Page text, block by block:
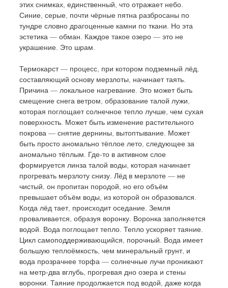
этих снимках, единственный, что отражает небо.
Синие, серые, почти чёрные пятна разбросаны по
тундре словно драгоценные камни по ткани. Но эта
эстетика — обман. Каждое такое озеро — это не
украшение. Это шрам.
Термокарст — процесс, при котором подземный лёд,
составляющий основу мерзлоты, начинает таять.
Причина — локальное нагревание. Это может быть
смещение снега ветром, образование талой лужи,
которая поглощает солнечное тепло лучше, чем сухая
поверхность. Может быть изменение растительного
покрова — снятие дернины, вытоптывание. Может
быть просто аномально тёплое лето, следующее за
аномально тёплым. Где-то в активном слое
формируется линза талой воды, которая начинает
прогревать мерзлоту снизу. Лёд в мерзлоте — не
чистый, он пропитан породой, но его объём
превышает объём воды, из которой он образовался.
Когда лёд тает, происходит оседание. Земля
проваливается, образуя воронку. Воронка заполняется
водой. Вода поглощает тепло. Тепло ускоряет таяние.
Цикл самоподдерживающийся, порочный. Вода имеет
большую теплоёмкость, чем минеральный грунт, и
вода прозрачнее торфа — солнечные лучи проникают
на метр-два вглубь, прогревая дно озера и стены
воронки. Таяние продолжается под водой, даже когда